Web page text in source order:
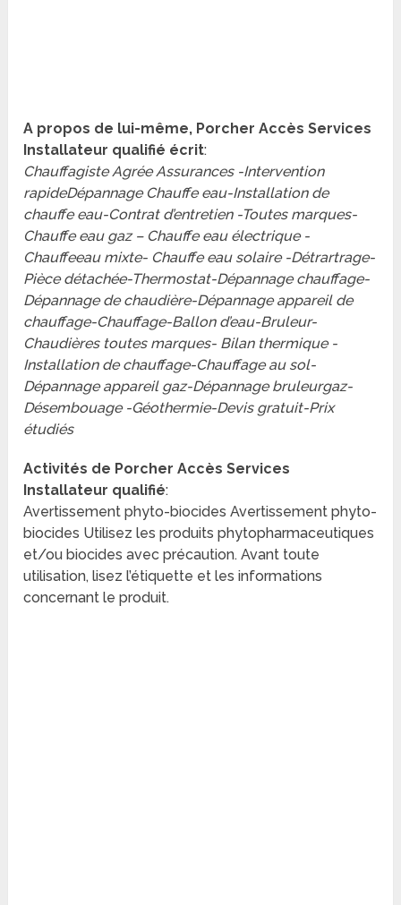
A propos de lui-même, Porcher Accès Services
Installateur qualifié écrit:
Chauffagiste Agrée Assurances -Intervention
rapideDépannage Chauffe eau-Installation de
chauffe eau-Contrat d’entretien -Toutes marques-
Chauffe eau gaz – Chauffe eau électrique -
Chauffeeau mixte- Chauffe eau solaire -Détrartrage-
Pièce détachée-Thermostat-Dépannage chauffage-
Dépannage de chaudière-Dépannage appareil de
chauffage-Chauffage-Ballon d’eau-Bruleur-
Chaudières toutes marques- Bilan thermique -
Installation de chauffage-Chauffage au sol-
Dépannage appareil gaz-Dépannage bruleurgaz-
Désembouage -Géothermie-Devis gratuit-Prix
étudiés
Activités de Porcher Accès Services
Installateur qualifié:
Avertissement phyto-biocides Avertissement phyto-
biocides Utilisez les produits phytopharmaceutiques
et/ou biocides avec précaution. Avant toute
utilisation, lisez l’étiquette et les informations
concernant le produit.